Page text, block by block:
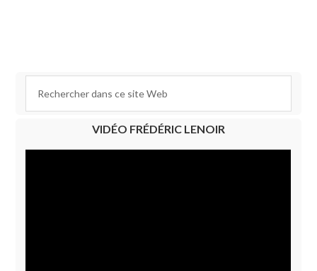
VIDÉO FRÉDÉRIC LENOIR